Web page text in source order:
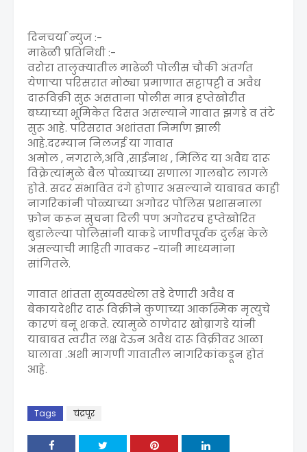
दिनचर्या न्युज :-
माढेळी प्रतिनिधी :-
वरोरा तालुक्यातील माढेळी पोलीस चौकी अंतर्गत
येणाऱ्या परिसरात मोठ्या प्रमाणात सट्टापट्टी व अवैध
दारूविक्री सुरू असताना पोलीस मात्र हप्तेखोरीत
बघ्याच्या भूमिकेत दिसत असल्याने गावात झगडे व तंटे
सुरू आहे. परिसरात अशांतता निर्माण झाली
आहे.दरम्यान निलजई या गावात
अमोल , नगराले,अवि ,साईनाथ , मिलिंद या अवैद्य दारू
विक्रेत्यांमुळे बैल पोळ्याच्या सणाला गालबोट लागले
होते. सदर संभावित दंगे होणार असल्याने याबाबत काही
नागरिकांनी पोळ्याच्या अगोदर पोलिस प्रशासनाला
फ़ोन करून सुचना दिली पण अगोदरच हप्तेखोरित
बुडालेल्या पोलिसांनी याकडे जाणीवपूर्वक दुर्लक्ष केले
असल्याची माहिती गावकर -यांनी माध्यमांना
सांगितले.
गावात शांतता सुव्यवस्थेला तडे देणारी अवैध व
बेकायदेशीर दारू विक्रीने कुणाच्या आकस्मिक मृत्युचे
कारणं बनू शकते. त्यामुळे ठाणेदार खोब्रागडे यांनी
याबाबत त्वरीत लक्ष देऊन अवैध दारू विक्रीवर आळा
घालावा .अशी मागणी गावातील नागरिकांकडून होतं
आहे.
Tags चंद्रपूर